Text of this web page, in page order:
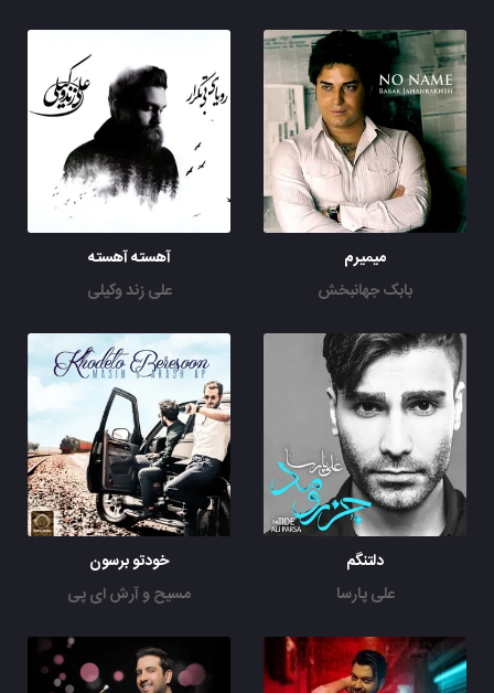
میمیرم
بابک جهانبخش
آهسته آهسته
علی زند وکیلی
دلتنگم
علی پارسا
خودتو برسون
مسیح و آرش ای پی